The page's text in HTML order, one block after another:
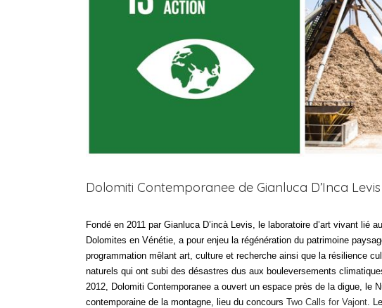
Dolomiti Contemporanee de Gianluca D’Inca Levis
Fondé en 2011 par Gianluca D’incà Levis, le laboratoire d’art vivant lié
Dolomites en Vénétie, a pour enjeu la régénération du patrimoine
programmation mêlant art, culture et recherche ainsi que la résilience
naturels qui ont subi des désastres dus aux bouleversements
2012, Dolomiti Contemporanee a ouvert un espace près de la digue, le
contemporaine de la montagne, lieu du concours Two Calls for Vajont .